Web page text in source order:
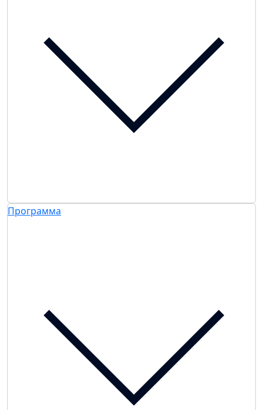
Программа